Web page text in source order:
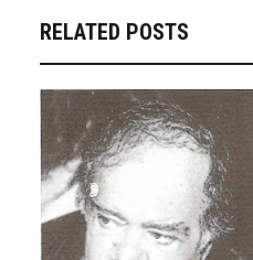
RELATED POSTS